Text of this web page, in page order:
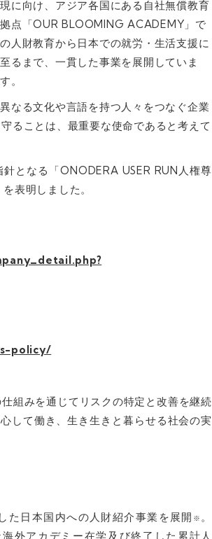
現に向け、アジア各国にある自社無償教育
拠点「OUR BLOOMING ACADEMY」で
の人財教育から日本での就労・生活支援に
至るまで、一貫した事業を展開していま
す。
異なる文化や言語を持つ人々をつなぐ企業
ることは、最重要な使命であると考えて
となる「ONODERA USER RUN人権尊
表明しました。
policy/
組みを通じてリスクの特定と改善を継続
して働き、生き生きと暮らせる社会の実
た日本国内への人財紹介事業を展開 ※ 。
外アカデミー在学及び終了した累計人